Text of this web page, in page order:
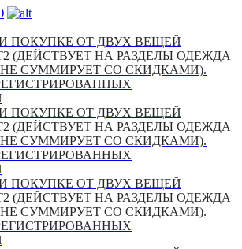
ПОКУПКЕ ОТ ДВУХ ВЕЩЕЙ
(ДЕЙСТВУЕТ НА РАЗДЕЛЫ ОДЕЖДА
СУММИРУЕТ СО СКИДКАМИ).
ПОКУПКЕ ОТ ДВУХ ВЕЩЕЙ
(ДЕЙСТВУЕТ НА РАЗДЕЛЫ ОДЕЖДА
СУММИРУЕТ СО СКИДКАМИ).
ПОКУПКЕ ОТ ДВУХ ВЕЩЕЙ
(ДЕЙСТВУЕТ НА РАЗДЕЛЫ ОДЕЖДА
СУММИРУЕТ СО СКИДКАМИ).